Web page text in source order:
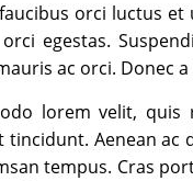
orci luctus
egestas.
ac orci. Donec
lorem velit,
tincidunt. Aenean
tempus. Cras